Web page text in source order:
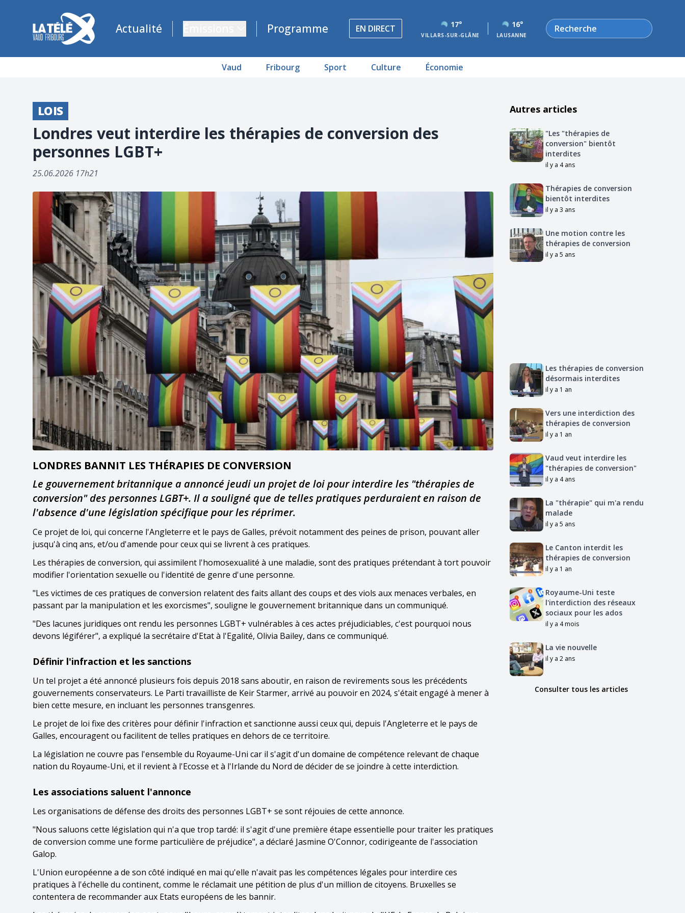
La Télé - Télévision régionale Vaud et Fribourg
Actualité Programme EN DIRECT 17°
VILLARS-SUR-GLÂNE
16°
LAUSANNE
Rechercher
Vaud Fribourg Sport Culture Économie
LOIS
Londres veut interdire les thérapies de conversion des
personnes LGBT+
25.06.2026 17h21
LONDRES BANNIT LES THÉRAPIES DE CONVERSION
Le gouvernement britannique a annoncé jeudi un projet de loi pour interdire les "thérapies de
conversion" des personnes LGBT+. Il a souligné que de telles pratiques perduraient en raison de
l'absence d'une législation spécifique pour les réprimer.
Ce projet de loi, qui concerne l'Angleterre et le pays de Galles, prévoit notamment des peines de prison, pouvant aller
jusqu'à cinq ans, et/ou d'amende pour ceux qui se livrent à ces pratiques.
Les thérapies de conversion, qui assimilent l'homosexualité à une maladie, sont des pratiques prétendant à tort pouvoir
modifier l'orientation sexuelle ou l'identité de genre d'une personne.
"Les victimes de ces pratiques de conversion relatent des faits allant des coups et des viols aux menaces verbales, en
passant par la manipulation et les exorcismes", souligne le gouvernement britannique dans un communiqué.
"Des lacunes juridiques ont rendu les personnes LGBT+ vulnérables à ces actes préjudiciables, c'est pourquoi nous
devons légiférer", a expliqué la secrétaire d'Etat à l'Egalité, Olivia Bailey, dans ce communiqué.
Définir l'infraction et les sanctions
Un tel projet a été annoncé plusieurs fois depuis 2018 sans aboutir, en raison de revirements sous les précédents
gouvernements conservateurs. Le Parti travailliste de Keir Starmer, arrivé au pouvoir en 2024, s'était engagé à mener à
bien cette mesure, en incluant les personnes transgenres.
Le projet de loi fixe des critères pour définir l'infraction et sanctionne aussi ceux qui, depuis l'Angleterre et le pays de
Galles, encouragent ou facilitent de telles pratiques en dehors de ce territoire.
La législation ne couvre pas l'ensemble du Royaume-Uni car il s'agit d'un domaine de compétence relevant de chaque
nation du Royaume-Uni, et il revient à l'Ecosse et à l'Irlande du Nord de décider de se joindre à cette interdiction.
Les associations saluent l'annonce
Les organisations de défense des droits des personnes LGBT+ se sont réjouies de cette annonce.
"Nous saluons cette législation qui n'a que trop tardé: il s'agit d'une première étape essentielle pour traiter les pratiques
de conversion comme une forme particulière de préjudice", a déclaré Jasmine O'Connor, codirigeante de l'association
Galop.
L'Union européenne a de son côté indiqué en mai qu'elle n'avait pas les compétences légales pour interdire ces
pratiques à l'échelle du continent, comme le réclamait une pétition de plus d'un million de citoyens. Bruxelles se
contentera de recommander aux Etats européens de les bannir.
Autres articles
"Les "thérapies de
conversion" bientôt
interdites
il y a 4 ans
Thérapies de conversion
bientôt interdites
il y a 3 ans
Une motion contre les
thérapies de conversion
il y a 5 ans
Les thérapies de conversion
désormais interdites
il y a 1 an
Vers une interdiction des
thérapies de conversion
il y a 1 an
Vaud veut interdire les
"thérapies de conversion"
il y a 4 ans
La "thérapie" qui m'a rendu
malade
il y a 5 ans
Le Canton interdit les
thérapies de conversion
il y a 1 an
Royaume-Uni teste
l'interdiction des réseaux
sociaux pour les ados
il y a 4 mois
La vie nouvelle
il y a 2 ans
Consulter tous les articles